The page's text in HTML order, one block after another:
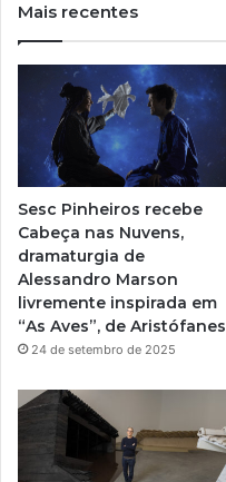
Mais recentes
Sesc Pinheiros recebe
Cabeça nas Nuvens,
dramaturgia de
Alessandro Marson
livremente inspirada em
“As Aves”, de Aristófanes
24 de setembro de 2025